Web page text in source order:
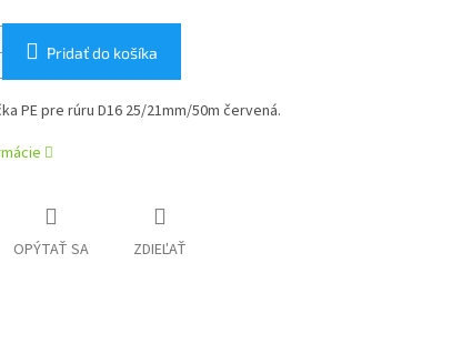
Pridať do košíka
PE pre rúru D16 25/21mm/50m červená.
OPÝTAŤ SA ZDIEĽAŤ